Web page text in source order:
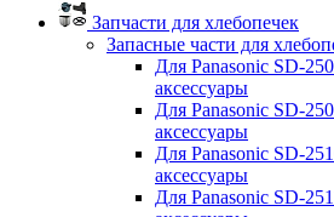
Запчасти для хлебопечек
Запасные части для
Для Panasonic SD-
аксессуары
Для Panasonic SD-
аксессуары
Для Panasonic SD-
аксессуары
Для Panasonic SD-